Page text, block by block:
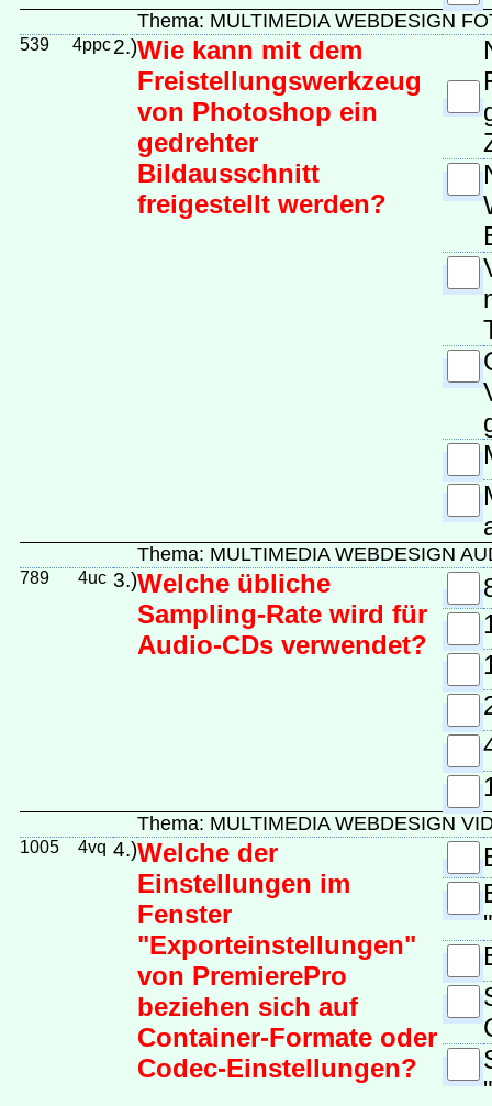
Thema: MULTIMEDIA WEBDESIGN
539 4ppc2.)Wie kann mit dem
Freistellungswerkzeug
von Photoshop ein
gedrehter
Bildausschnitt
freigestellt werden?
Thema: MULTIMEDIA WEBDESIGN
789 4uc 3.)Welche übliche
Sampling-Rate wird für
Audio-CDs verwendet?
Thema: MULTIMEDIA WEBDESIGN
1005 4vq 4.)Welche der
Einstellungen im
Fenster
"Exporteinstellungen"
von PremierePro
beziehen sich auf
Container-Formate oder
Codec-Einstellungen?